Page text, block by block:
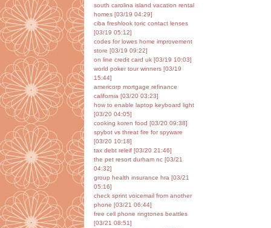
south carolina island vacation rental
homes [03/19 04:29]
ciba freshlook toric contact lenses
[03/19 05:12]
codes for lowes home improvement
store [03/19 09:22]
on line credit card uk [03/19 10:03]
world poker tour winners [03/19
15:44]
americorp mortgage refinance
california [03/20 03:23]
how to enable laptop keyboard light
[03/20 04:05]
cooking koren food [03/20 09:38]
spybot vs threat fire for spyware
[03/20 10:18]
tax debt releif [03/20 21:46]
the pet resort durham nc [03/21
04:32]
group health insurance hra [03/21
05:16]
check sprint voicemail from another
phone [03/21 06:44]
free cell phone ringtones beattles
[03/21 08:51]